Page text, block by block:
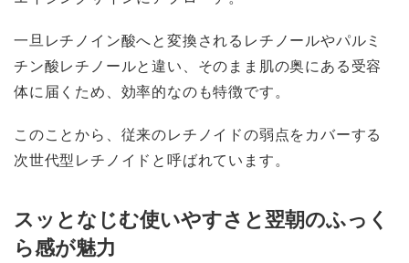
一旦レチノイン酸へと変換されるレチノールやパルミ
チン酸レチノールと違い、そのまま肌の奥にある受容
体に届くため、効率的なのも特徴です。
このことから、従来のレチノイドの弱点をカバーする
次世代型レチノイドと呼ばれています。
スッとなじむ使いやすさと翌朝のふっく
ら感が魅力